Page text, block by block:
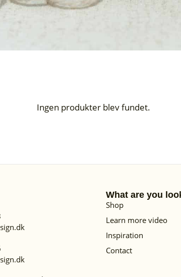
Ingen produkter blev fundet.
What are you
Shop
Learn more video
Inspiration
Contact